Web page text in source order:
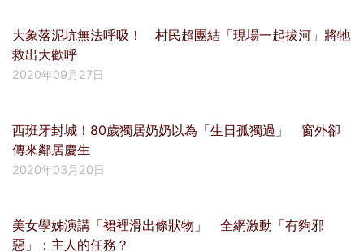
大象落泥坑無法呼吸！ 村民超團結「現場一起拔河」將牠
救出大歡呼
2020年09月27日
西班牙封城！80歲獨居奶奶以為「生日孤獨過」 窗外卻
傳來鄰居慶生
2020年03月20日
美女學姊演講「裙裡滑出條狀物」 全網激動「有夠邪
惡」：主人的任務？